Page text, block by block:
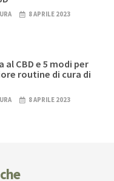
8 APRILE 2023
al CBD e 5 modi per
routine di cura di
8 APRILE 2023